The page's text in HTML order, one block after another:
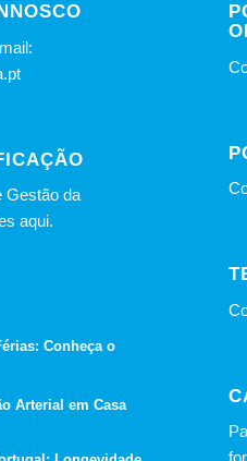
Gestão da
aqui.
Conheça o
Arterial em Casa